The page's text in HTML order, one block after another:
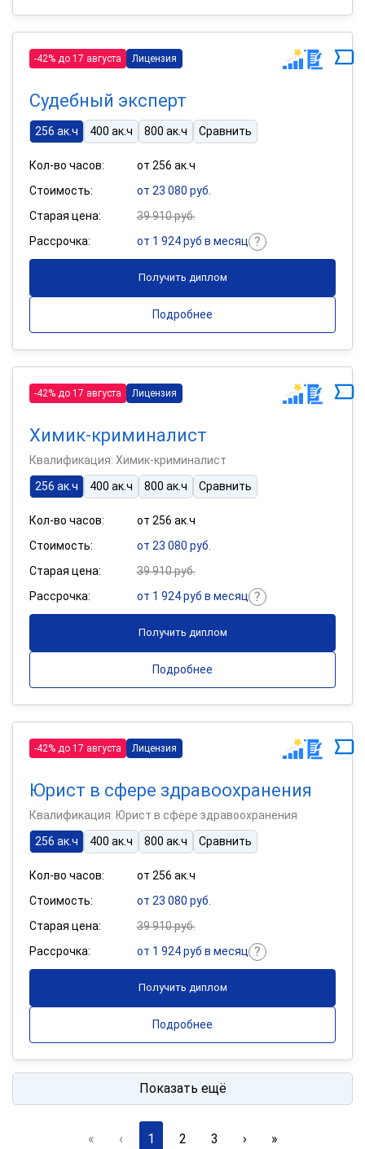
-42% до 17 августа Лицензия
Судебный эксперт
256 ак.ч 400 ак.ч 800 ак.ч Сравнить
Кол-во часов:
от 256 ак.ч
Стоимость:
от 23 080 руб.
Старая цена:
39 910 руб.
Рассрочка:
от 1 924 руб в месяц
Получить диплом
Подробнее
-42% до 17 августа Лицензия
Химик-криминалист
Квалификация: Химик-криминалист
256 ак.ч
400 ак.ч 800 ак.ч Сравнить
Кол-во часов:
от 256 ак.ч
Стоимость:
от 23 080 руб.
Старая цена:
39 910 руб.
Рассрочка:
от 1 924 руб в месяц
Получить диплом
Подробнее
-42% до 17 августа Лицензия
Юрист в сфере здравоохранения
Квалификация: Юрист в сфере здравоохранения
256 ак.ч
400 ак.ч 800 ак.ч Сравнить
Кол-во часов:
от 256 ак.ч
Стоимость:
от 23 080 руб.
Старая цена:
39 910 руб.
Рассрочка:
от 1 924 руб в месяц
Получить диплом
Подробнее
Показать ещё
« ‹ 1 2 3 › »